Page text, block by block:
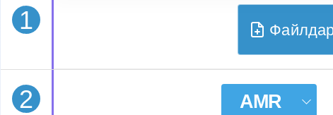
1
2 AMR